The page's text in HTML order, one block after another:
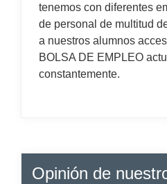
tenemos con diferentes
de personal de multitud
a nuestros alumnos
BOLSA DE EMPLEO
constantemente.
Opinión de